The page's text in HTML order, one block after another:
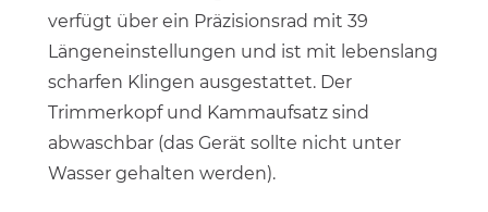
verfügt über ein Präzisionsrad mit 39
Längeneinstellungen und ist mit lebenslang
scharfen Klingen ausgestattet. Der
Trimmerkopf und Kammaufsatz sind
abwaschbar (das Gerät sollte nicht unter
Wasser gehalten werden).